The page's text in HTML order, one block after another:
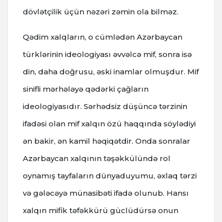
dövlətçilik üçün nəzəri zəmin ola bilməz.
Qədim xalqların, o cümlədən Azərbaycan
türklərinin ideologiyası əvvəlcə mif, sonra isə
din, daha doğrusu, əski inamlar olmuşdur. Mif
sinifli mərhələyə qədərki çağların
ideologiyasıdır. Sərhədsiz düşüncə tərzinin
ifadəsi olan mif xalqın özü haqqında söylədiyi
ən bakir, ən kamil həqiqətdir. Onda sonralar
Azərbaycan xalqının təşəkkülündə rol
oynamış tayfaların dünyaduyumu, əxlaq tərzi
və gələcəyə münasibəti ifadə olunub. Hansı
xalqın mifik təfəkkürü güclüdürsə onun